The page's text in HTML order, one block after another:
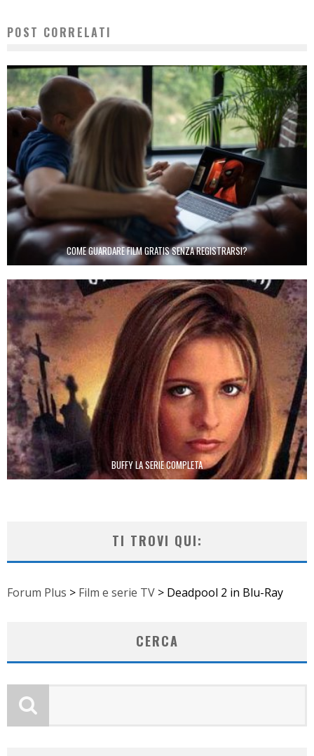
POST CORRELATI
COME GUARDARE FILM GRATIS SENZA REGISTRARSI?
BUFFY LA SERIE COMPLETA
TI TROVI QUI:
Forum Plus > Film e serie TV > Deadpool 2 in Blu-Ray
CERCA